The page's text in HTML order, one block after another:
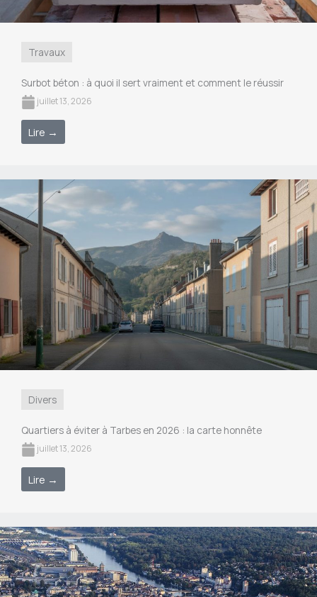
Travaux
Surbot béton : à quoi il sert vraiment et comment le réussir
juillet 13, 2026
Lire →
Divers
Quartiers à éviter à Tarbes en 2026 : la carte honnête
juillet 13, 2026
Lire →